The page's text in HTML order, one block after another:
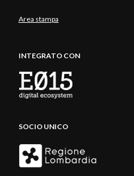
Area stampa
INTEGRATO CON
SOCIO UNICO